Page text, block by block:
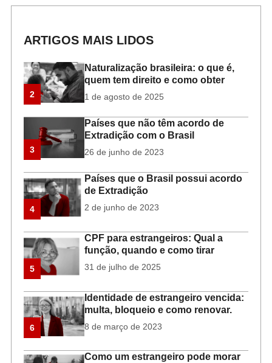
ARTIGOS MAIS LIDOS
2
Naturalização brasileira: o que é,
quem tem direito e como obter
1 de agosto de 2025
3
Países que não têm acordo de
Extradição com o Brasil
26 de junho de 2023
4
Países que o Brasil possui acordo
de Extradição
2 de junho de 2023
5
CPF para estrangeiros: Qual a
função, quando e como tirar
31 de julho de 2025
6
Identidade de estrangeiro vencida:
multa, bloqueio e como renovar.
8 de março de 2023
Como um estrangeiro pode morar